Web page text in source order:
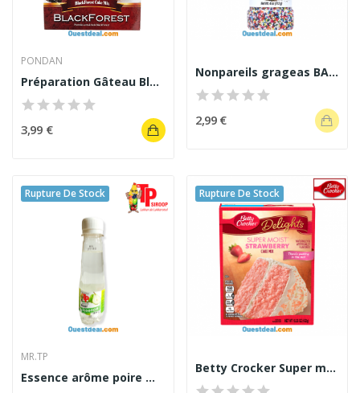
PONDAN
Préparation Gâteau Black Forest Pondan 418g
3,99 €
Nonpareils grageas BADIA
2,99 €
Rupture De Stock
MR.TP
Essence arôme poire Mr Tp 130 ml
Rupture De Stock
Betty Crocker Super moist Strawberry